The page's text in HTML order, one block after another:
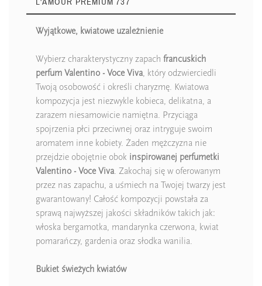
Wyjątkowe, kwiatowe uzależnienie
Wybierz charakterystyczny zapach francuskich
perfum Valentino - Voce Viva , który odzwierciedli
Twoją osobowość i określi charyzmę. Kwiatowa
kompozycja jest niezwykle kobieca, delikatna, a
zarazem niesamowicie namiętna. Przyciąga
spojrzenia płci przeciwnej oraz intryguje swoim
aromatem inne kobiety. Żaden mężczyzna nie
przejdzie obojętnie obok inspirowanej perfumetki
Valentino - Voce Viva . Zakochaj się w oferowanym
przez nas zapachu, a uśmiech na Twojej twarzy jest
gwarantowany! Całość kompozycji powstała za
sprawą najwyższej jakości składników takich jak:
włoska bergamotka, mandarynka czerwona, kwiat
pomarańczy, gardenia oraz słodka wanilia.
Bukiet świeżych kwiatów